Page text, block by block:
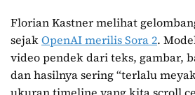
Florian Kastner melihat
sejakOpenAI merilis Sora 2.
video pendek dari teks, gambar,
dan hasilnya sering “terlalu